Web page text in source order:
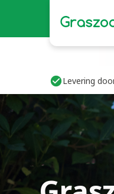
Levering